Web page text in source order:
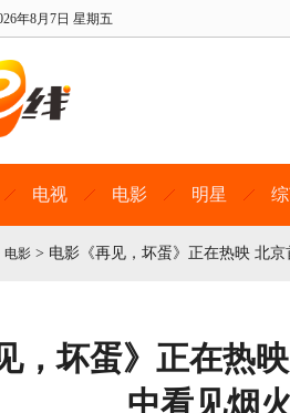
年8月7日 星期五
电视 电影 明星
电影 > 电影《再见，坏蛋》正在热映 北
，坏蛋》正在热
中看见烟